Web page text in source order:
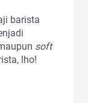
barista
soft
lho!